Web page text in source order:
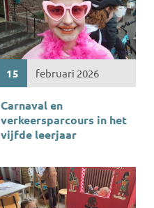
15 februari 2026
Carnaval en
verkeersparcours in het
vijfde leerjaar